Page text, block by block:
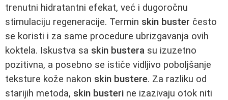
trenutni hidratantni efekat, već i dugoročnu
stimulaciju regeneracije. Termin skin buster često
se koristi i za same procedure ubrizgavanja ovih
koktela. Iskustva sa skin bustera su izuzetno
pozitivna, a posebno se ističe vidljivo poboljšanje
teksture kože nakon skin bustere. Za razliku od
starijih metoda, skin busteri ne izazivaju otok niti